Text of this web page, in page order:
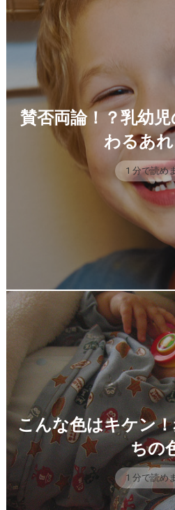
賛否両論！？乳幼
わるあ
1 分で読め
こんな色はキケン
ちの
1 分で読め